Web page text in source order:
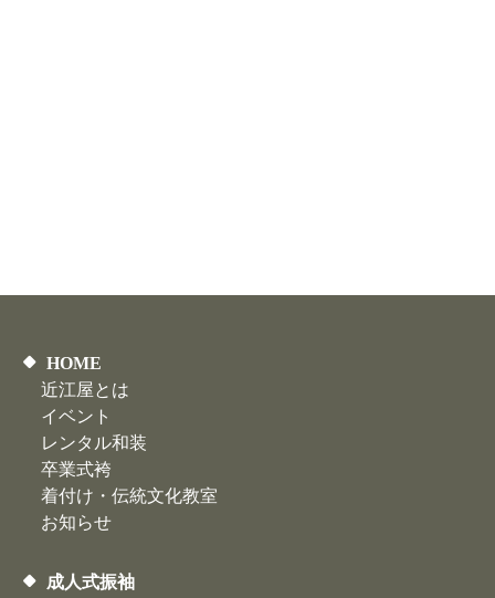
HOME
近江屋とは
イベント
レンタル和装
卒業式袴
着付け・伝統文化教室
お知らせ
成人式振袖